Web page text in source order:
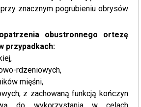
znacznym pogrubieniu obrysów
obustronnego ortezę
przypadkach:
rdzeniowych,
mięśni,
z zachowaną funkcją kończyn